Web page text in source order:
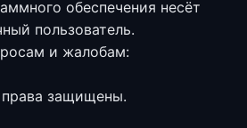
обеспечения несёт
пользователь.
и жалобам:
защищены.